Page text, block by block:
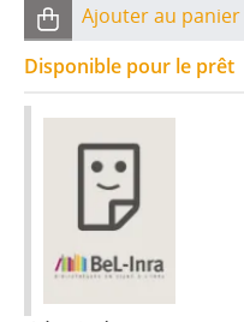
Ajouter au panier
Disponible pour le prêt